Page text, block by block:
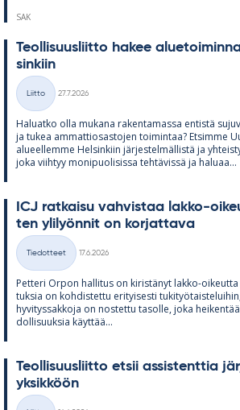
SAK
Teol­li­suus­liitto ha­kee
sin­kiin
Kategoriat
Liitto
27.7.2026
Ha­luatko olla mu­kana ra­ken­ta­massa en­tistä
ja tu­kea am­mat­tio­sas­to­jen toi­min­taa? Et­simme
alu­eel­lemme Hel­sin­kiin jär­jes­tel­mäl­listä ja
joka viih­tyy mo­ni­puo­li­sissa teh­tä­vissä ja ha­luaa...
ICJ rat­kaisu vah­vis­taa lakko-
ten yli­lyön­nit on kor­jat­tava
Kategoriat
Tiedotteet
17.6.2026
Pet­teri Or­pon hal­li­tus on ki­ris­tä­nyt lakko-
tuk­sia on koh­dis­tettu eri­tyi­sesti
hy­vi­tys­sak­koja on nos­tettu ta­solle, joka
dol­li­suuk­sia käyt­tää...
Teol­li­suus­liitto et­sii as­sis­tent­tia
yk­sik­köön